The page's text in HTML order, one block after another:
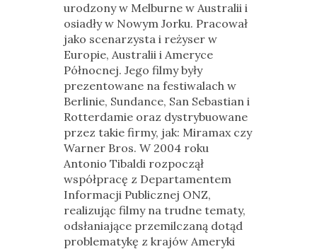
urodzony w Melburne w Australii i
osiadły w Nowym Jorku. Pracował
jako scenarzysta i reżyser w
Europie, Australii i Ameryce
Północnej. Jego filmy były
prezentowane na festiwalach w
Berlinie, Sundance, San Sebastian i
Rotterdamie oraz dystrybuowane
przez takie firmy, jak: Miramax czy
Warner Bros. W 2004 roku
Antonio Tibaldi rozpoczął
współpracę z Departamentem
Informacji Publicznej ONZ,
realizując filmy na trudne tematy,
odsłaniające przemilczaną dotąd
problematykę z krajów Ameryki